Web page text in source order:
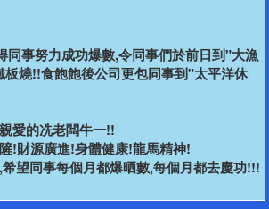
同事努力成功爆數,令同事們於前日到"大漁
燒!!食飽飽後公司更包同事到"太平洋休
愛的冼老闆牛一!!
!財源廣進!身體健康!龍馬精神!
望同事每個月都爆晒數,每個月都去慶功!!!